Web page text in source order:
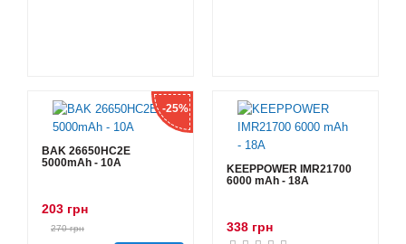
-25%
BAK 26650HC2E
5000mAh - 10А
203 грн
270 грн
KEEPPOWER IMR21700
6000 mAh - 18А
338 грн